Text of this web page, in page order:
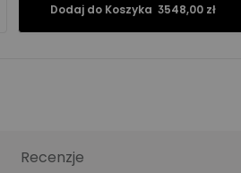
4 nogi – E7 PLUS
Dodaj do Koszyka 3548,00 zł
Recenzje